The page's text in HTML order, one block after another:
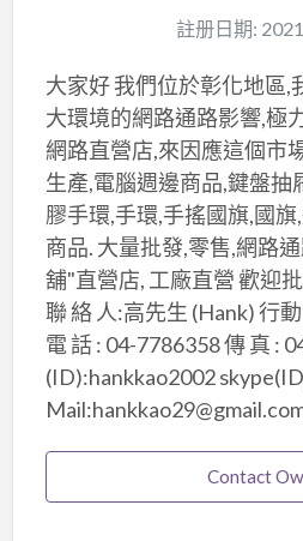
註册日期:
大家好 我們位於彰化地區,
大環境的網路通路影響,極
網路直營店,來因應這個市
生產,電腦週邊商品,鍵盤抽
膠手環,手環,手搖國旗,國
商品. 大量批發,零售,網路
舖"直營店, 工廠直營 歡迎
聯 絡 人:高先生 (Hank) 行
電 話 : 04-7786358 傳 真 :
(ID):hankkao2002
Contact